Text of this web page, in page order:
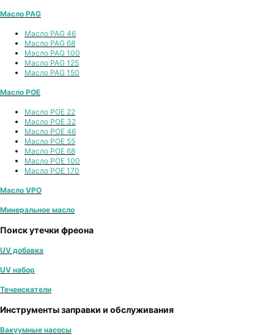
Масло PAG
Масло PAG 46
Масло PAG 68
Масло PAG 100
Масло PAG 125
Масло PAG 150
Масло POE
Масло POE 22
Масло POE 32
Масло POE 46
Масло POE 55
Масло POE 68
Масло POE 100
Масло POE 170
Масло VPO
Минеральное масло
Поиск утечки фреона
UV добавка
UV набор
Течеискатели
Инструменты заправки и обслуживания
Вакуумные насосы